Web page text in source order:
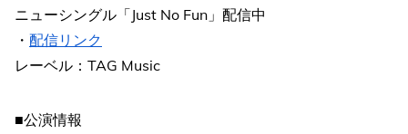
ニューシングル「Just No Fun」配信中
・ 配信リンク
レーベル：TAG Music
■公演情報